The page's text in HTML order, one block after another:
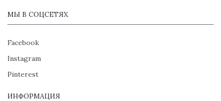
МЫ В СОЦСЕТЯХ
Facebook
Instagram
Pinterest
ИНФОРМАЦИЯ